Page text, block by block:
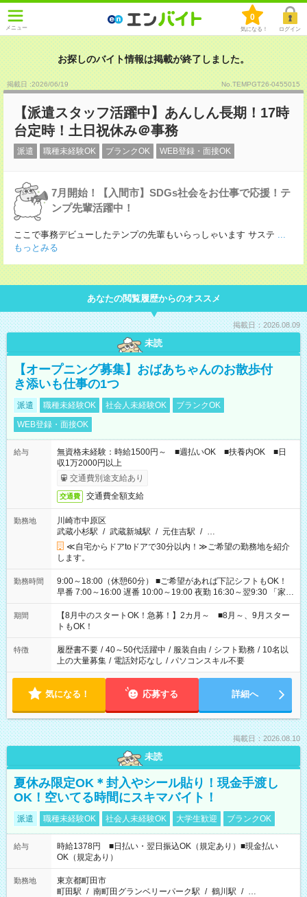
メニュー
0
気になる！ ログイン
お探しのバイト情報は掲載が終了しました。
掲載日 :2026/06/19 No.TEMPGT26-0455015
【派遣スタッフ活躍中】あんしん長期！17時
台定時！土日祝休み＠事務
派遣 職種未経験OK ブランクOK WEB登録・面接OK
7月開始！【入間市】SDGs社会をお仕事で応援！テ
ンプ先輩活躍中！
ここで事務デビューしたテンプの先輩もいらっしゃいます サステ ...
もっとみる
あなたの閲覧履歴からのオススメ
掲載日：2026.08.09
未読
【オープニング募集】おばあちゃんのお散歩付
き添いも仕事の1つ
派遣 職種未経験OK 社会人未経験OK
ブランクOK
WEB登録・面接OK
給与
無資格未経験：時給1500円～ ■週払いOK ■扶養内OK ■日
収1万2000円以上
交通費別途支給あり
交通費 交通費全額支給
勤務地
川崎市中原区
武蔵小杉駅 / 武蔵新城駅 / 元住吉駅 / …
≪自宅からドアtoドアで30分以内！≫ご希望の勤務地を紹介
します。
勤務時間
9:00～18:00（休憩60分） ■ご希望があれば下記シフトもOK！
早番 7:00～16:00 遅番 10:00～19:00 夜勤 16:30～翌9:30 「家族
と休みを合わせたい」 「余裕を持って夕飯の準備がしたい」
「できれば残業はしたくない」 など、ご希望を教えてください
ね。 ※Wワーク希望の方へ 今ご覧のお仕事で希望する勤務時間
と、もう1つのお仕事の勤務時間。 合計で週40時間を超える場
合は応募できません。
期間
【8月中のスタートOK！急募！】2カ月～ ■8月～、9月スター
トもOK！
特徴 履歴書不要 / 40～50代活躍中 / 服装自由 / シフト勤務 / 10名以
上の大量募集 / 電話対応なし / パソコンスキル不要
気になる！ 応募する 詳細へ
掲載日：2026.08.10
未読
夏休み限定OK＊封入やシール貼り！現金手渡し
OK！空いてる時間にスキマバイト！
派遣 職種未経験OK 社会人未経験OK 大学生歓迎 ブランクOK
給与
時給1378円 ■日払い・翌日振込OK（規定あり）■現金払い
OK（規定あり）
勤務地
東京都町田市
町田駅 / 南町田グランベリーパーク駅 / 鶴川駅 / …